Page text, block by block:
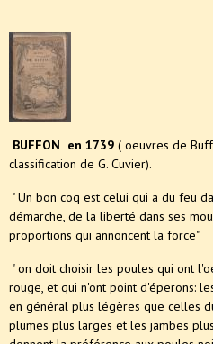
BUFFON en 1739 ( oeuvres de
classification de G. Cuvier).
" Un bon coq est celui qui a du feu
démarche, de la liberté dans ses
proportions qui annoncent la force"
" on doit choisir les poules qui ont
rouge, et qui n'ont point d'éperons:
en général plus légères que celles
plumes plus larges et les jambes